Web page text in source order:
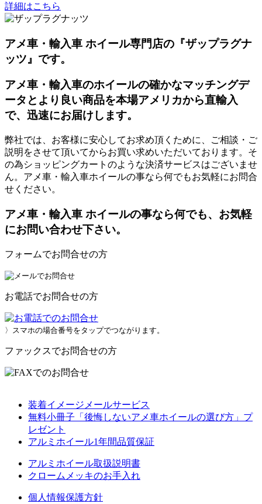
詳細はこちら
アメ車・輸入車 ホイール専門店の『ザップラグナ
ッツ』です。
アメ車・輸入車のホイールの確かなマッチングデ
ータとより良い商品を本場アメリカから直輸入
で、迅速にお届けします。
弊社では、お客様に安心してお求め頂くために、ご相談・ご
説明をさせて頂いてからお買い求めいただいております。そ
の為ショッピングカートのような決済サービスはございませ
ん。アメ車・輸入車ホイールの事なら何でもお気軽にお問合
せください。
アメ車・輸入車 ホイールの事なら何でも、お気軽
にお問い合わせ下さい。
フォームでお問合せの方
お電話でお問合せの方
〉スマホの場合番号をタップでつながります。
ファックスでお問合せの方
装着イメージメールサービス
無料小冊子「後悔しないアメ車ホイールの選び方」プ
レゼント
アルミホイール1年間品質保証
アルミホイール取扱説明書
クロームメッキのお手入れ
個人情報保護方針